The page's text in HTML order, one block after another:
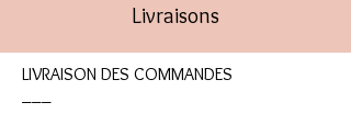
Livraisons
LIVRAISON DES COMMANDES